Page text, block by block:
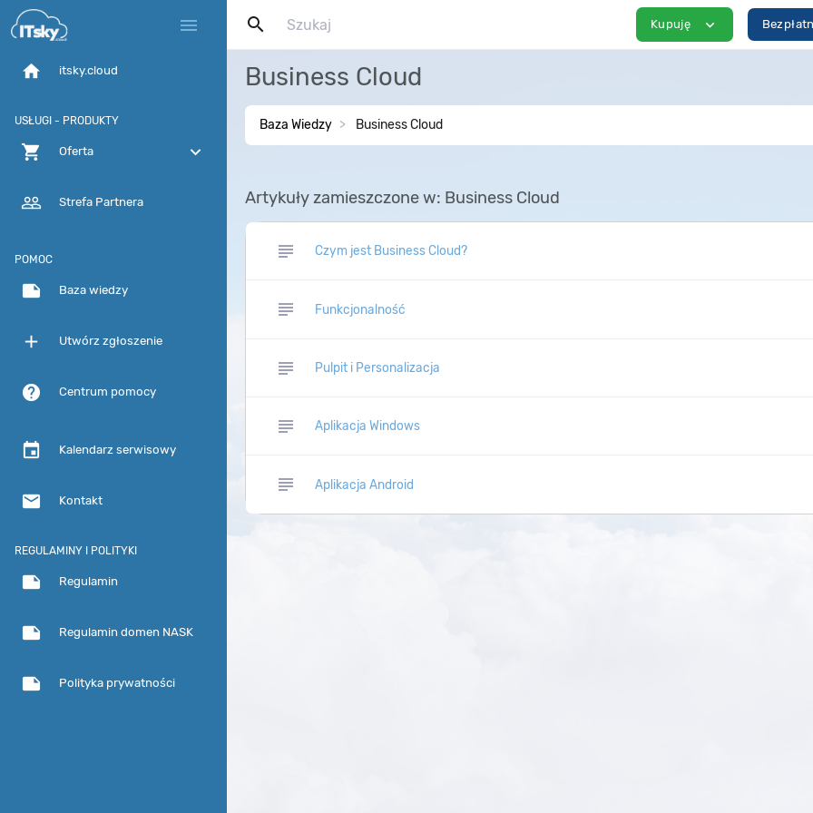
menu search Kupuję expand_more
home itsky.cloud
USŁUGI - PRODUKTY
shopping_cart Oferta expand_more
people_outline Strefa Partnera
POMOC
note Baza wiedzy
add Utwórz zgłoszenie
help Centrum pomocy
event Kalendarz serwisowy
email Kontakt
REGULAMINY I POLITYKI
note Regulamin
note Regulamin domen NASK
note Polityka prywatności
Business Cloud
Baza Wiedzy Business Cloud
Artykuły zamieszczone w: Business Cloud
subject Czym jest Business Cloud?
subject Funkcjonalność
subject Pulpit i Personalizacja
subject Aplikacja Windows
subject Aplikacja Android